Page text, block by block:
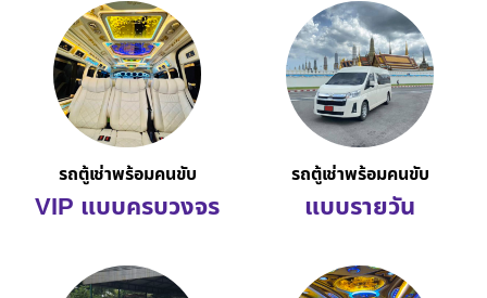
รถตู้เช่าพร้อมคนขับ
VIP แบบครบวงจร
รถตู้เช่าพร้อมคนขับ
แบบรายวัน